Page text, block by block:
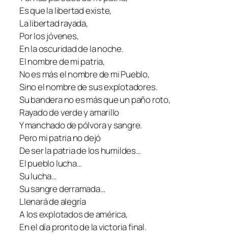
Es que la libertad existe,
La libertad rayada,
Por los jóvenes,
En la oscuridad de la noche.
El nombre de mi patria,
No es más el nombre de mi Pueblo,
Sino el nombre de sus explotadores.
Su bandera no es más que un paño roto,
Rayado de verde y amarillo
Y manchado de pólvora y sangre.
Pero mi patria no dejó
De ser la patria de los humildes…
El pueblo lucha…
Su lucha…
Su sangre derramada…
Llenará de alegría
A los explotados de américa,
En el día pronto de la victoria final.